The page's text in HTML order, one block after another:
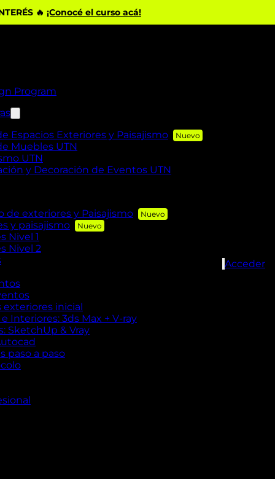
🔥 ¡Conocé el curso acá!
Program
Espacios Exteriores y Paisajismo
Muebles UTN
UTN
y Decoración de Eventos UTN
de exteriores y Paisajismo
y paisajismo
Nivel 1
Nivel 2
exteriores inicial
Interiores: 3ds Max + V-ray
SketchUp & Vray
paso a paso
Acceder